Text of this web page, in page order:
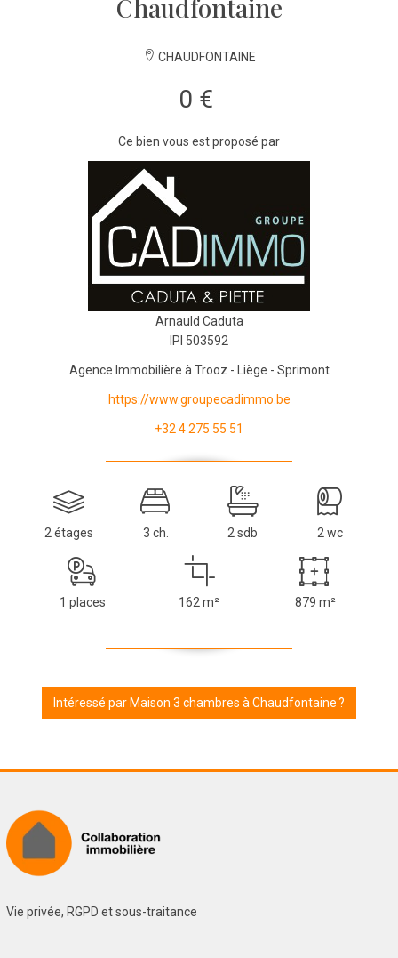
Chaudfontaine
CHAUDFONTAINE
0 €
Ce bien vous est proposé par
Arnauld Caduta
IPI 503592
Agence Immobilière à Trooz - Liège - Sprimont
https://www.groupecadimmo.be
+32 4 275 55 51
2 étages 3 ch. 2 sdb 2 wc
1 places 162 m² 879 m²
Intéressé par Maison 3 chambres à Chaudfontaine ?
Vie privée, RGPD et sous-traitance